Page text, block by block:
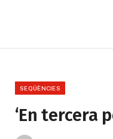
SEQÜÈNCIES
‘En tercera